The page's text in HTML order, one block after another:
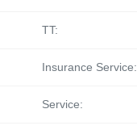
TT:
Insurance Service:
Service: